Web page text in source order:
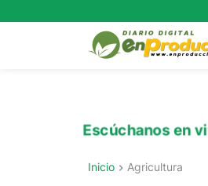
Escúchanos en
Inicio Agricultura